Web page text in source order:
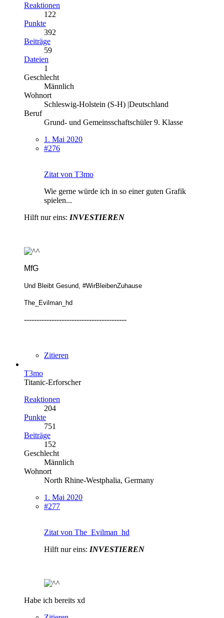
Reaktionen
122
Punkte
392
Beiträge
59
Dateien
1
Geschlecht
Männlich
Wohnort
Schleswig-Holstein (S-H) |Deutschland
Beruf
Grund- und Gemeinsschaftschüler 9. Klasse
1. Mai 2020
#276
Zitat von T3mo
Wie gerne würde ich in so einer guten Grafik
spielen...
Hilft nur eins: INVESTIEREN
MfG
Und Bleibt Gesund, #WirBleibenZuhause
The_Evilman_hd
-----------------------------------------
Zitieren
T3mo
Titanic-Erforscher
Reaktionen
204
Punkte
751
Beiträge
152
Geschlecht
Männlich
Wohnort
North Rhine-Westphalia, Germany
1. Mai 2020
#277
Zitat von The_Evilman_hd
Hilft nur eins: INVESTIEREN
Habe ich bereits xd